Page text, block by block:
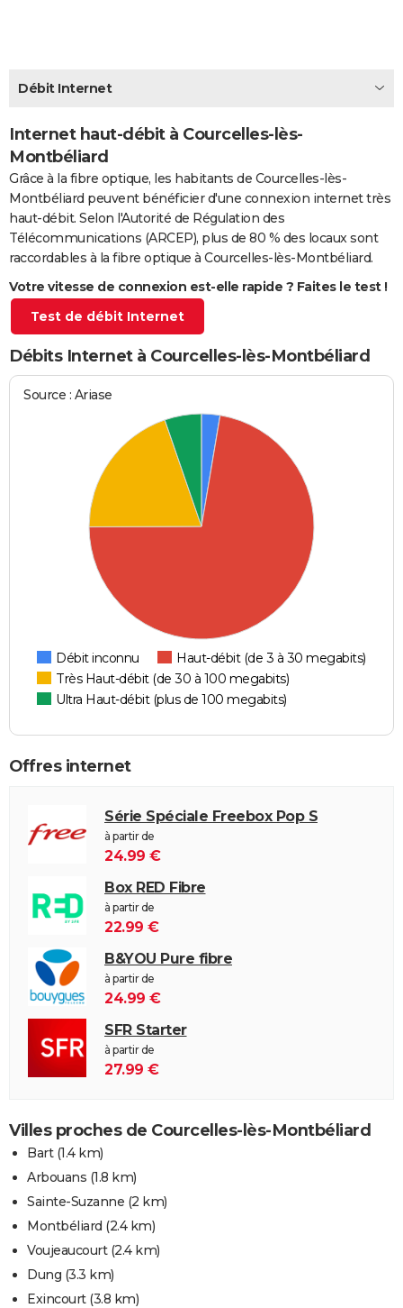
BONS PLANS
CARTE DE VOEUX
Carte de Noël
Carte Bonne année
Carte Saint-Valentin
Carte Pâques
Carte d'anniversaire
Dictionnaire
Biographies
Citations
Expressions
Proverbes
PROGRAMME TV
COPAINS D'AVANT
AVIS DE DÉCÈS
FORUM
Bricolage
Lifestyle
Culture
Sport
Auto
Television
Voyage
Cinema
Débit Internet
Internet haut-débit à Courcelles-lès-
Montbéliard
Grâce à la fibre optique, les habitants de Courcelles-lès-
Montbéliard peuvent bénéficier d'une connexion internet très
haut-débit. Selon l'Autorité de Régulation des
Télécommunications (ARCEP), plus de 80 % des locaux sont
raccordables à la fibre optique à Courcelles-lès-Montbéliard.
Votre vitesse de connexion est-elle rapide ? Faites le test !
Test de débit Internet
Débits Internet à Courcelles-lès-Montbéliard
Source : Ariase
Débit inconnu
Haut-débit (de 3 à 30 megabits)
Très Haut-débit (de 30 à 100 megabits)
Ultra Haut-débit (plus de 100 megabits)
Offres internet
Série Spéciale Freebox Pop S
à partir de
24.99 €
Box RED Fibre
à partir de
22.99 €
B&YOU Pure fibre
à partir de
24.99 €
SFR Starter
à partir de
27.99 €
Villes proches de Courcelles-lès-Montbéliard
Bart(1.4 km)
Arbouans (1.8 km)
Sainte-Suzanne (2 km)
Montbéliard (2.4 km)
Voujeaucourt(2.4 km)
Dung (3.3 km)
Exincourt(3.8 km)